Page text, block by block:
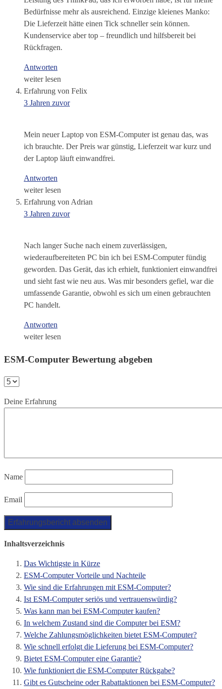
Bedürfnisse mehr als ausreichend. Einzige kleienes Manko:
Die Lieferzeit hätte einen Tick schneller sein können.
Kundenservice aber top – freundlich und hilfsbereit bei
Rückfragen.
Antworten
weiter lesen
Erfahrung von Felix
3 Jahren zuvor
Mein neuer Laptop von ESM-Computer ist genau das, was
ich brauchte. Der Preis war günstig, Lieferzeit war kurz und
der Laptop läuft einwandfrei.
Antworten
weiter lesen
Erfahrung von Adrian
3 Jahren zuvor
Nach langer Suche nach einem zuverlässigen,
wiederaufbereiteten PC bin ich bei ESM-Computer fündig
geworden. Das Gerät, das ich erhielt, funktioniert einwandfrei
und sieht fast wie neu aus. Was mir besonders gefiel, war die
umfassende Garantie, obwohl es sich um einen gebrauchten
PC handelt.
Antworten
weiter lesen
ESM-Computer Bewertung abgeben
Deine Erfahrung
Name
Email
Inhaltsverzeichnis
Das Wichtigste in Kürze
ESM-Computer Vorteile und Nachteile
Wie sind die Erfahrungen mit ESM-Computer?
Ist ESM-Computer seriös und vertrauenswürdig?
Was kann man bei ESM-Computer kaufen?
In welchem Zustand sind die Computer bei ESM?
Welche Zahlungsmöglichkeiten bietet ESM-Computer?
Wie schnell erfolgt die Lieferung bei ESM-Computer?
Bietet ESM-Computer eine Garantie?
Wie funktioniert die ESM-Computer Rückgabe?
Gibt es Gutscheine oder Rabattaktionen bei ESM-Computer?